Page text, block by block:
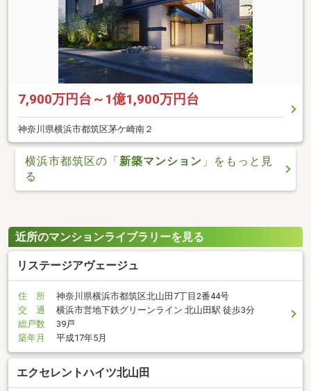
7,900万円台～1億1,900万円台
神奈川県横浜市都筑区茅ケ崎南２
横浜市都筑区の「 新築マンション 」をもっと見
る
近所のマンションライブラリーを見る
リステージアヴェージュ
住 所
神奈川県横浜市都筑区北山田7丁目2番44号
交 通
横浜市営地下鉄グリーンライン 北山田駅 徒歩3分
総戸数
39戸
築年月
平成17年5月
エクセレントハイツ北山田